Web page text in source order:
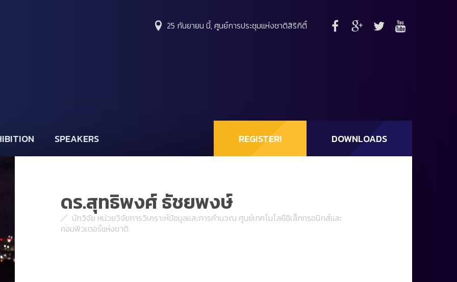
25 กันยายน นี้, ศูนย์การประชุมแห่งชาติสิริกิติ์
REGISTER! DOWNLOADS
SPEAKERS
ดร.สุทธิพงศ์ ธัชยพงษ์
นักวิจัย หน่วยวิจัยการวิเคราะห์ข้อมูลและการคำนวณ ศูนย์เทคโนโลยีอิเล็กทรอนิกส์และ
คอมพิวเตอร์แห่งชาติ